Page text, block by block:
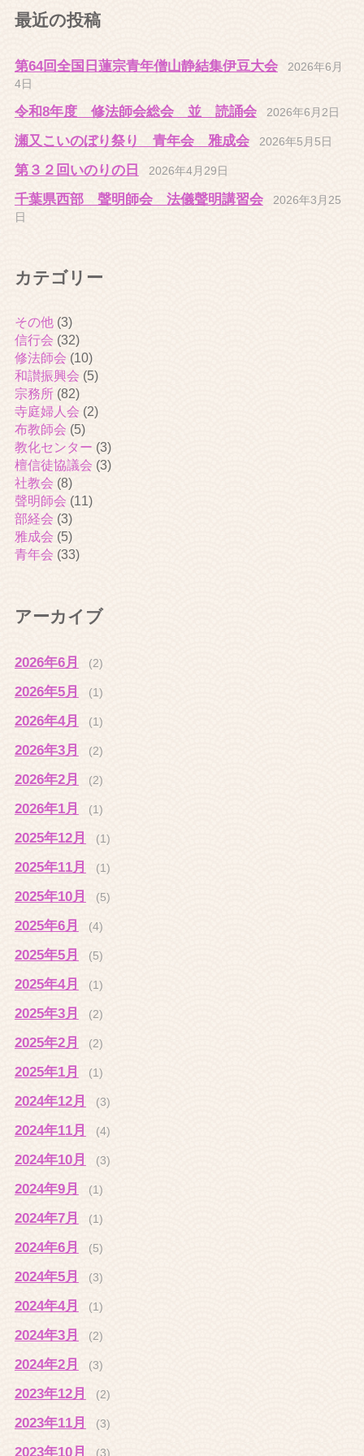
最近の投稿
第64回全国日蓮宗青年僧山静結集伊豆大会
2026年6月
4日
令和8年度 修法師会総会 並 読誦会 2026年6月2日
瀬又こいのぼり祭り 青年会 雅成会 2026年5月5日
第３２回いのりの日 2026年4月29日
千葉県西部 聲明師会 法儀聲明講習会
2026年3月25
日
カテゴリー
その他(3)
信行会 (32)
修法師会 (10)
和讃振興会 (5)
宗務所(82)
寺庭婦人会 (2)
布教師会 (5)
教化センター (3)
檀信徒協議会 (3)
社教会 (8)
聲明師会 (11)
部経会 (3)
雅成会 (5)
青年会 (33)
アーカイブ
2026年6月 (2)
2026年5月 (1)
2026年4月 (1)
2026年3月 (2)
2026年2月 (2)
2026年1月 (1)
2025年12月 (1)
2025年11月 (1)
2025年10月 (5)
2025年6月 (4)
2025年5月 (5)
2025年4月 (1)
2025年3月 (2)
2025年2月 (2)
2025年1月 (1)
2024年12月 (3)
2024年11月 (4)
2024年10月 (3)
2024年9月 (1)
2024年7月 (1)
2024年6月 (5)
2024年5月 (3)
2024年4月 (1)
2024年3月 (2)
2024年2月 (3)
2023年12月 (2)
2023年11月 (3)
2023年10月 (3)